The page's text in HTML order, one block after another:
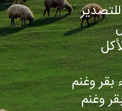
بقر وغنم
وغنم